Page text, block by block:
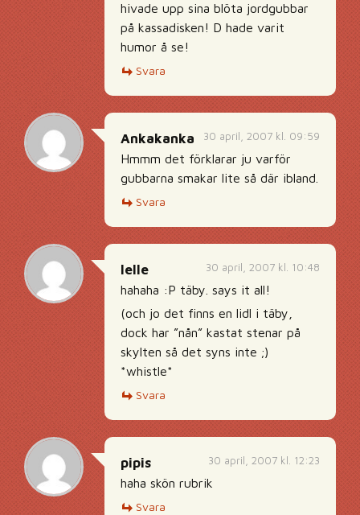
hivade upp sina blöta jordgubbar
på kassadisken! D hade varit
humor å se!
Svara
30 april, 2007 kl. 09:59
Ankakanka
Hmmm det förklarar ju varför
gubbarna smakar lite så där ibland.
Svara
30 april, 2007 kl. 10:48
lelle
hahaha :P täby. says it all!
(och jo det finns en lidl i täby,
dock har ”nån” kastat stenar på
skylten så det syns inte ;)
*whistle*
Svara
30 april, 2007 kl. 12:23
pipis
haha skön rubrik
Svara